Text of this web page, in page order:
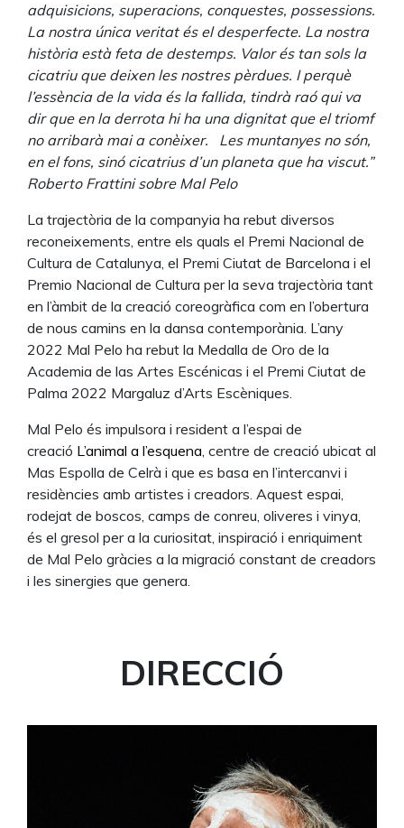
adquisicions, superacions, conquestes, possessions.
La nostra única veritat és el desperfecte. La nostra
història està feta de destemps. Valor és tan sols la
cicatriu que deixen les nostres pèrdues. I perquè
l’essència de la vida és la fallida, tindrà raó qui va
dir que en la derrota hi ha una dignitat que el triomf
no arribarà mai a conèixer.
Les muntanyes no són,
en el fons, sinó cicatrius d’un planeta que ha viscut.”
Roberto Frattini sobre Mal Pelo
La trajectòria de la companyia ha rebut diversos
reconeixements, entre els quals el Premi Nacional de
Cultura de Catalunya, el Premi Ciutat de Barcelona i el
Premio Nacional de Cultura per la seva trajectòria tant
en l’àmbit de la creació coreogràfica com en l’obertura
de nous camins en la dansa contemporània. L’any
2022 Mal Pelo ha rebut la Medalla de Oro de la
Academia de las Artes Escénicas i el Premi Ciutat de
Palma 2022 Margaluz d’Arts Escèniques.
Mal Pelo és impulsora i resident a l’espai de
creació L’animal a l’esquena, centre de creació ubicat al
Mas Espolla de Celrà i que es basa en l’intercanvi i
residències amb artistes i creadors. Aquest espai,
rodejat de boscos, camps de conreu, oliveres i vinya,
és el gresol per a la curiositat, inspiració i enriquiment
de Mal Pelo gràcies a la migració constant de creadors
i les sinergies que genera.
DIRECCIÓ